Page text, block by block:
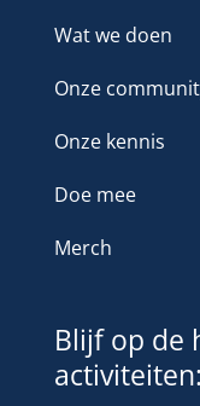
Wat we doen
Onze
Onze kennis
Doe mee
Merch
Blijf op de
activiteiten: